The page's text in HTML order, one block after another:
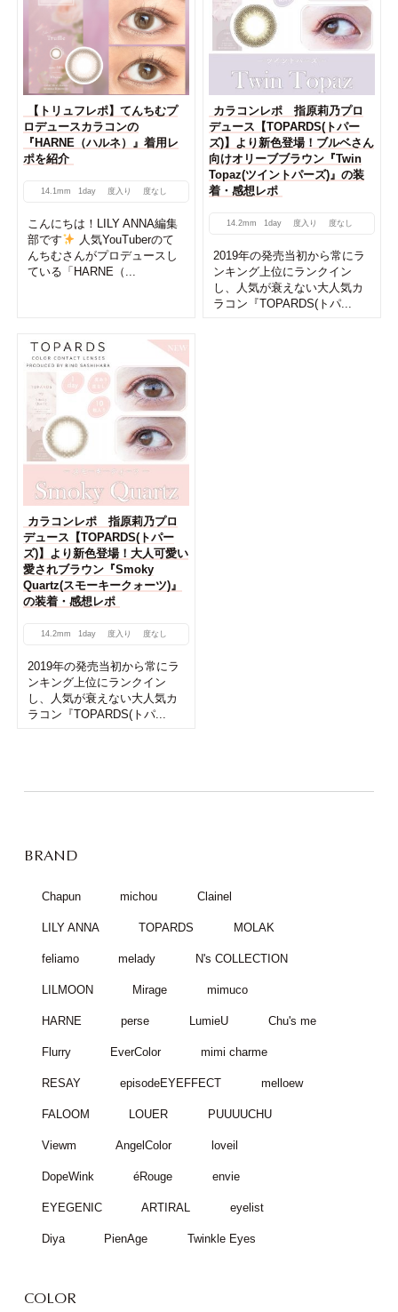
【トリュフレポ】てんちむプ
ロデュースカラコンの
『HARNE（ハルネ）』着用レ
ポを紹介
14.1mm 1day 度入り 度なし
こんにちは！LILY ANNA編集
部です
人気YouTuberのて
んちむさんがプロデュースし
ている「HARNE（...
カラコンレポ 指原莉乃プロ
デュース【TOPARDS(トパー
ズ)】より新色登場！ブルベさん
向けオリーブブラウン『Twin
Topaz(ツイントパーズ)』の装
着・感想レポ
14.2mm 1day 度入り 度なし
2019年の発売当初から常にラ
ンキング上位にランクイン
し、人気が衰えない大人気カ
ラコン『TOPARDS(トパ...
カラコンレポ 指原莉乃プロ
デュース【TOPARDS(トパー
ズ)】より新色登場！大人可愛い
愛されブラウン『Smoky
Quartz(スモーキークォーツ)』
の装着・感想レポ
14.2mm 1day 度入り 度なし
2019年の発売当初から常にラ
ンキング上位にランクイン
し、人気が衰えない大人気カ
ラコン『TOPARDS(トパ...
BRAND
Chapun michou Clainel
LILY ANNA TOPARDS MOLAK
feliamo melady N's COLLECTION
LILMOON Mirage mimuco
HARNE perse LumieU Chu's me
Flurry EverColor mimi charme
RESAY episodeEYEFFECT melloew
FALOOM LOUER PUUUUCHU
Viewm AngelColor loveil
DopeWink éRouge envie
EYEGENIC ARTIRAL eyelist
Diya PienAge Twinkle Eyes
COLOR